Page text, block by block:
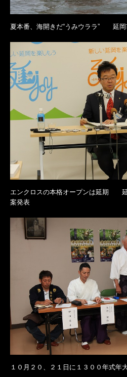
夏本番、海開きだ“うみウララ” 延岡
エンクロスの本格オープンは延期 延
案発表
１０月２０、２１日に１３００年式